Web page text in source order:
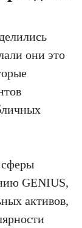
они это
сферы
GENIUS,
активов,